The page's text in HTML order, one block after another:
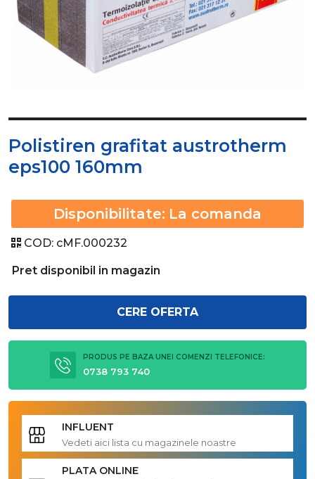
Polistiren grafitat austrotherm
eps100 160mm
Disponibilitate: La comanda
COD: cMF.000232
Pret disponibil in magazin
CERE OFERTA
PRODUS PE BAZA UNEI COMENZI TELEFONICE:
0738 793 740
INFLUENT
Vedeti aici lista cu magazinele noastre
PLATA ONLINE